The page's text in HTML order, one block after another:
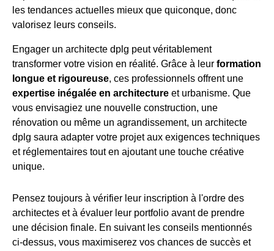
les tendances actuelles mieux que quiconque, donc
valorisez leurs conseils.
Engager un architecte dplg peut véritablement
transformer votre vision en réalité. Grâce à leur formation
longue et rigoureuse, ces professionnels offrent une
expertise inégalée en architecture et urbanisme. Que
vous envisagiez une nouvelle construction, une
rénovation ou même un agrandissement, un architecte
dplg saura adapter votre projet aux exigences techniques
et réglementaires tout en ajoutant une touche créative
unique.
Pensez toujours à vérifier leur inscription à l'ordre des
architectes et à évaluer leur portfolio avant de prendre
une décision finale. En suivant les conseils mentionnés
ci-dessus, vous maximiserez vos chances de succès et